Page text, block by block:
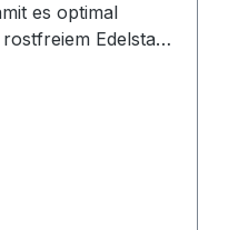
Edelstahl.